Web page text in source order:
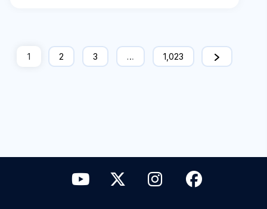
1 2 3 … 1,023